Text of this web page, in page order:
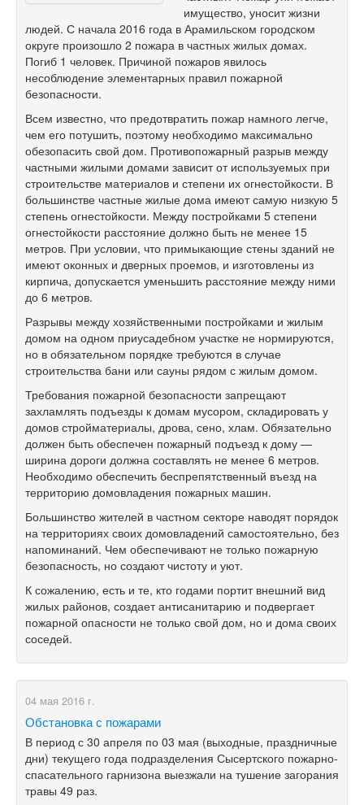
имущество, уносит жизни
людей. С начала 2016 года в Арамильском городском
округе произошло 2 пожара в частных жилых домах.
Погиб 1 человек. Причиной пожаров явилось
несоблюдение элементарных правил пожарной
безопасности.
Всем известно, что предотвратить пожар намного легче,
чем его потушить, поэтому необходимо максимально
обезопасить свой дом. Противопожарный разрыв между
частными жилыми домами зависит от используемых при
строительстве материалов и степени их огнестойкости. В
большинстве частные жилые дома имеют самую низкую 5
степень огнестойкости. Между постройками 5 степени
огнестойкости расстояние должно быть не менее 15
метров. При условии, что примыкающие стены зданий не
имеют оконных и дверных проемов, и изготовлены из
кирпича, допускается уменьшить расстояние между ними
до 6 метров.
Разрывы между хозяйственными постройками и жилым
домом на одном приусадебном участке не нормируются,
но в обязательном порядке требуются в случае
строительства бани или сауны рядом с жилым домом.
Требования пожарной безопасности запрещают
захламлять подъезды к домам мусором, складировать у
домов стройматериалы, дрова, сено, хлам. Обязательно
должен быть обеспечен пожарный подъезд к дому —
ширина дороги должна составлять не менее 6 метров.
Необходимо обеспечить беспрепятственный въезд на
территорию домовладения пожарных машин.
Большинство жителей в частном секторе наводят порядок
на территориях своих домовладений самостоятельно, без
напоминаний. Чем обеспечивают не только пожарную
безопасность, но создают чистоту и уют.
К сожалению, есть и те, кто годами портит внешний вид
жилых районов, создает антисанитарию и подвергает
пожарной опасности не только свой дом, но и дома своих
соседей.
04 мая 2016 г.
Обстановка с пожарами
В период с 30 апреля по 03 мая (выходные, праздничные
дни) текущего года подразделения Сысертского пожарно-
спасательного гарнизона выезжали на тушение загорания
травы 49 раз.